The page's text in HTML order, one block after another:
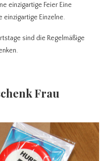
einzigartige Feier Eine
einzigartige Einzelne.
sind die Regelmäßige
Frau